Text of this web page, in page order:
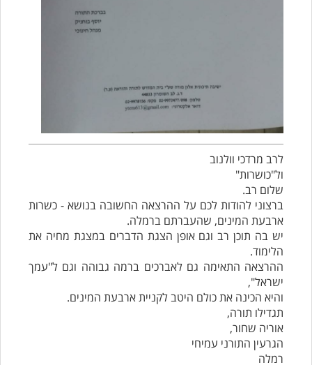
לרב מרדכי וולנוב
ול"כושרות"
שלום רב.
ברצוני להודות לכם על ההרצאה החשובה בנושא - כשרות
ארבעת המינים, שהעברתם ברמלה.
יש בה תוכן רב וגם אופן הצגת הדברים במצגת מחיה את
הלימוד.
ההרצאה התאימה גם לאברכים ברמה גבוהה וגם ל"עמך
ישראל",
והיא הכינה את כולם היטב לקניית ארבעת המינים.
תגדילו תורה,
אוריה שחור,
הגרעין התורני עמיחי
רמלה